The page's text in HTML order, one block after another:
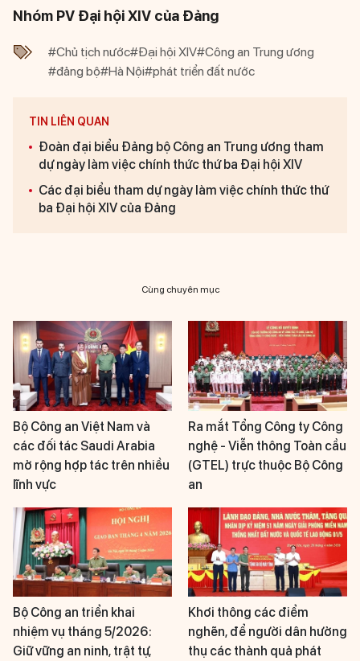
Nhóm PV Đại hội XIV của Đảng
#Chủ tịch nước#Đại hội XIV#Công an Trung ương
#đảng bộ#Hà Nội#phát triển đất nước
TIN LIÊN QUAN
Đoàn đại biểu Đảng bộ Công an Trung ương tham
dự ngày làm việc chính thức thứ ba Đại hội XIV
Các đại biểu tham dự ngày làm việc chính thức thứ
ba Đại hội XIV của Đảng
Cùng chuyên mục
Bộ Công an Việt Nam và
các đối tác Saudi Arabia
mở rộng hợp tác trên nhiều
lĩnh vực
Ra mắt Tổng Công ty Công
nghệ - Viễn thông Toàn cầu
(GTEL) trực thuộc Bộ Công
an
Bộ Công an triển khai
nhiệm vụ tháng 5/2026:
Giữ vững an ninh, trật tự,
Khơi thông các điểm
nghẽn, để người dân hưởng
thụ các thành quả phát